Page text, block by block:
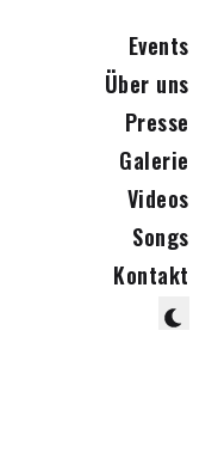
Events
Über uns
Presse
Galerie
Videos
Songs
Kontakt